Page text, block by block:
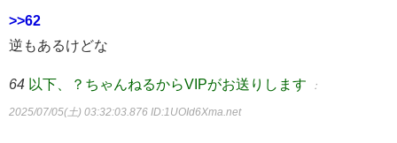
>>62
逆もあるけどな
64 以下、？ちゃんねるからVIPがお送りします ：
2025/07/05(土) 03:32:03.876 ID:1UOId6Xma.net